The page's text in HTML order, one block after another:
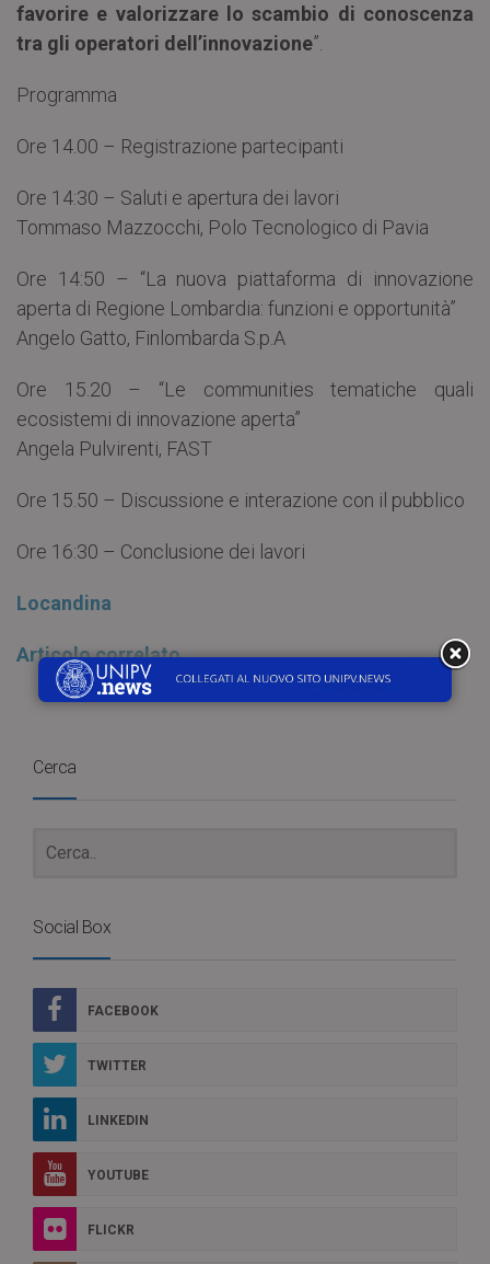
favorire e valorizzare lo scambio di conoscenza
tra gli operatori dell’innovazione”.
Programma
Ore 14.00 – Registrazione partecipanti
Ore 14:30 – Saluti e apertura dei lavori
Tommaso Mazzocchi, Polo Tecnologico di Pavia
Ore 14:50 – “La nuova piattaforma di innovazione
aperta di Regione Lombardia: funzioni e opportunità”
Angelo Gatto, Finlombarda S.p.A
Ore 15.20 – “Le communities tematiche quali
ecosistemi di innovazione aperta”
Angela Pulvirenti, FAST
Ore 15.50 – Discussione e interazione con il pubblico
Ore 16:30 – Conclusione dei lavori
Locandina
Articolo correlato
Cerca
Social Box
FACEBOOK
TWITTER
LINKEDIN
YOUTUBE
FLICKR